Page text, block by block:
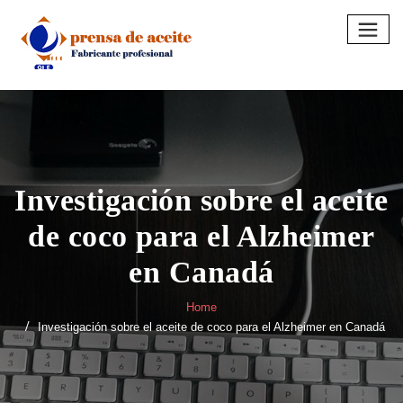
content
Investigación sobre el aceite
de coco para el Alzheimer
en Canadá
Home
Investigación sobre el aceite de coco para el Alzheimer en Canadá